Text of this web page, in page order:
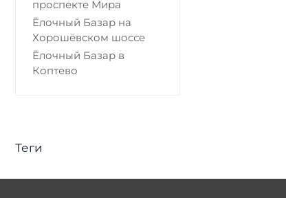
проспекте Мира
Ёлочный Базар на
Хорошёвском шоссе
Ёлочный Базар в
Коптево
Теги